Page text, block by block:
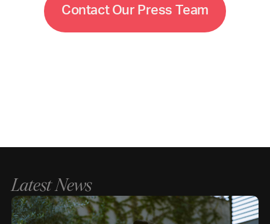
Contact Our Press Team
Latest News